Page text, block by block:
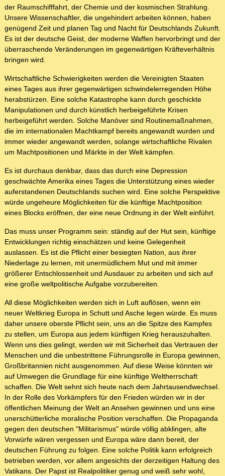
der Raumschifffahrt, der Chemie und der kosmischen Strahlung.
Unsere Wissenschaftler, die ungehindert arbeiten können, haben
genügend Zeit und planen Tag und Nacht für Deutschlands Zukunft.
Es ist der deutsche Geist, der moderne Waffen hervorbringt und der
überraschende Veränderungen im gegenwärtigen Kräfteverhältnis
bringen wird.
Wirtschaftliche Schwierigkeiten werden die Vereinigten Staaten
eines Tages aus ihrer gegenwärtigen schwindelerregenden Höhe
herabstürzen. Eine solche Katastrophe kann durch geschickte
Manipulationen und durch künstlich herbeigeführte Krisen
herbeigeführt werden. Solche Manöver sind Routinemaßnahmen,
die im internationalen Machtkampf bereits angewandt wurden und
immer wieder angewandt werden, solange wirtschaftliche Rivalen
um Machtpositionen und Märkte in der Welt kämpfen.
Es ist durchaus denkbar, dass das durch eine Depression
geschwächte Amerika eines Tages die Unterstützung eines wieder
auferstandenen Deutschlands suchen wird. Eine solche Perspektive
würde ungeheure Möglichkeiten für die künftige Machtposition
eines Blocks eröffnen, der eine neue Ordnung in der Welt einführt.
Das muss unser Programm sein: ständig auf der Hut sein, künftige
Entwicklungen richtig einschätzen und keine Gelegenheit
auslassen. Es ist die Pflicht einer besiegten Nation, aus ihrer
Niederlage zu lernen, mit unermüdlichem Mut und mit immer
größerer Entschlossenheit und Ausdauer zu arbeiten und sich auf
eine große weltpolitische Aufgabe vorzubereiten.
All diese Möglichkeiten werden sich in Luft auflösen, wenn ein
neuer Weltkrieg Europa in Schutt und Asche legen würde. Es muss
daher unsere oberste Pflicht sein, uns an die Spitze des Kampfes
zu stellen, um Europa aus jedem künftigen Krieg herauszuhalten.
Wenn uns dies gelingt, werden wir mit Sicherheit das Vertrauen der
Menschen und die unbestrittene Führungsrolle in Europa gewinnen,
Großbritannien nicht ausgenommen. Auf diese Weise könnten wir
auf Umwegen die Grundlage für eine künftige Weltherrschaft
schaffen. Die Welt sehnt sich heute nach dem Jahrtausendwechsel.
In der Rolle des Vorkämpfers für den Frieden würden wir in der
öffentlichen Meinung der Welt an Ansehen gewinnen und uns eine
unerschütterliche moralische Position verschaffen. Die Propaganda
gegen den deutschen "Militarismus" würde völlig abklingen, alte
Vorwürfe wären vergessen und Europa wäre dann bereit, der
deutschen Führung zu folgen. Eine solche Politik kann erfolgreich
betrieben werden, vor allem angesichts der derzeitigen Haltung des
Vatikans. Der Papst ist Realpolitiker genug und weiß sehr wohl,